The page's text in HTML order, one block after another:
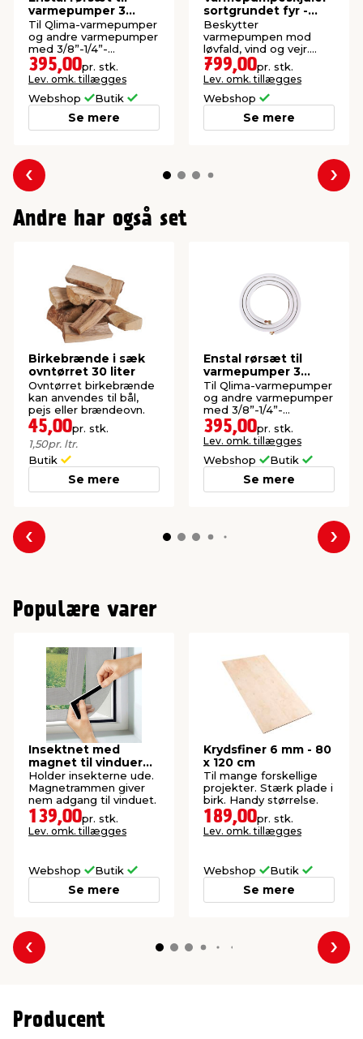
varmepumper 3
meter
Til Qlima-varmepumper
og andre varmepumper
med 3/8”-1/4”-
samlinger. Inkl. kraver
og muffer.
395,00pr. stk.
Lev. omk. tillægges
Webshop Butik
Se mere
sortgrundet fyr -
Superroof
Beskytter
varmepumpen mod
løvfald, vind og vejr.
Indvendige mål: L96 x
H71 x B53 cm.
799,00pr. stk.
Lev. omk. tillægges
Webshop
Se mere
Forrige
Andre har også set
Birkebrænde i sæk
ovntørret 30 liter
Ovntørret birkebrænde
kan anvendes til bål,
pejs eller brændeovn.
45,00pr. stk.
1,50pr. ltr.
Butik
Se mere
Enstal rørsæt til
varmepumper 3
meter
Til Qlima-varmepumper
og andre varmepumper
med 3/8”-1/4”-
samlinger. Inkl. kraver
og muffer.
395,00pr. stk.
Lev. omk. tillægges
Webshop Butik
Se mere
Forrige
Populære varer
Insektnet med
magnet til vinduer
150 x 130 cm
Holder insekterne ude.
Magnetrammen giver
nem adgang til vinduet.
139,00pr. stk.
Lev. omk. tillægges
Webshop Butik
Se mere
Krydsfiner 6 mm - 80
x 120 cm
Til mange forskellige
projekter. Stærk plade i
birk. Handy størrelse.
189,00pr. stk.
Lev. omk. tillægges
Webshop Butik
Se mere
Forrige
Producent